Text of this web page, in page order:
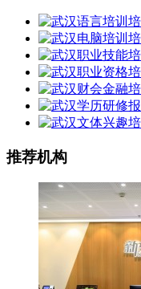
推荐机构